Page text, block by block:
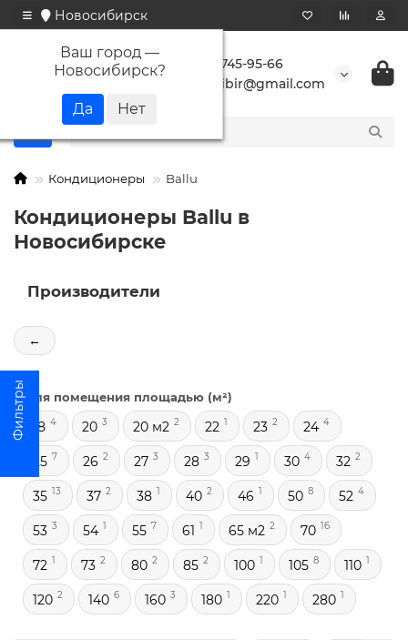
Новосибирск
Ваш город —
Новосибирск?
+7 923 745-95-66
buransibir@gmail.com
Кондиционеры Ballu
Кондиционеры Ballu в
Новосибирске
Производители
←
Для помещения площадью (м²)
18 4 20 3 20 м2 2 22 1 23 2 24 4
25 7 26 2 27 3 28 3 29 1 30 4 32 2
35 13 37 2 38 1 40 2 46 1 50 8 52 4
53 3 54 1 55 7 61 1 65 м2 2 70 16
72 1 73 2 80 2 85 2 100 1 105 8 110 1
120 2 140 6 160 3 180 1 220 1 280 1